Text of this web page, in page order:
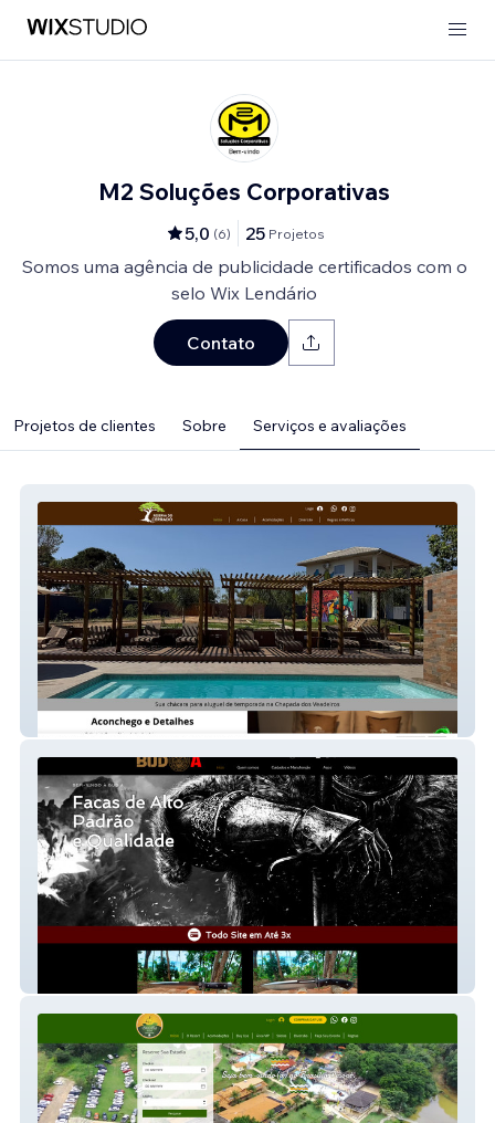
M2 Soluções Corporativas
5,0 (6) 25 Projetos
Somos uma agência de publicidade certificados com o
selo Wix Lendário
Contato
Projetos de clientes Sobre Serviços e avaliações
Chácara Reserva do Cerrado